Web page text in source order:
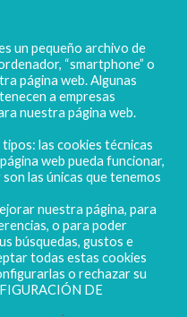
P-D, Nº4
MONTEARAGÓN
Spain
info@abr.com.es
un pequeño archivo de
“smartphone” o
página web. Algunas
a empresas
nuestra página web.
las cookies técnicas
web pueda funcionar,
las únicas que tenemos
nuestra página, para
o para poder
búsquedas, gustos e
todas estas cookies
o rechazar su
DE